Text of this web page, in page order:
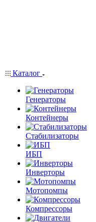
Каталог
Генераторы
Контейнеры
Стабилизаторы
ИБП
Инверторы
Мотопомпы
Компрессоры